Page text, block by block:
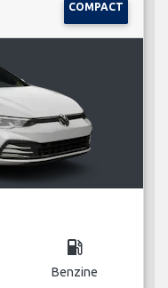
COMPACT
local_gas_station
Benzine